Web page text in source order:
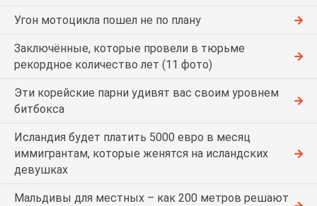
Угон мотоцикла пошел не по плану
Заключённые, которые провели в тюрьме
рекордное количество лет (11 фото)
Эти корейские парни удивят вас своим уровнем
битбокса
Исландия будет платить 5000 евро в месяц
иммигрантам, которые женятся на исландских
девушках
Мальдивы для местных – как 200 метров решают